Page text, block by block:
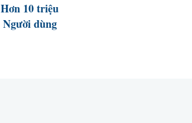
Hơn 10 triệu
Người dùng